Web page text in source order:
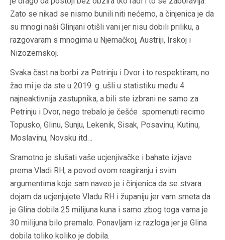
Zato se nikad se nismo bunili niti nećemo, a činjenica je da
su mnogi naši Glinjani otišli vani jer nisu dobili priliku, a
razgovaram s mnogima u Njemačkoj, Austriji, Irskoj i
Nizozemskoj.
Svaka čast na borbi za Petrinju i Dvor i to respektiram, no
žao mi je da ste u 2019. g. ušli u statistiku među 4
najneaktivnija zastupnika, a bili ste izbrani ne samo za
Petrinju i Dvor, nego trebalo je češće spomenuti recimo
Topusko, Glinu, Sunju, Lekenik, Sisak, Posavinu, Kutinu,
Moslavinu, Novsku itd…
Sramotno je slušati vaše ucjenjivačke i bahate izjave
prema Vladi RH, a povod ovom reagiranju i svim
argumentima koje sam naveo je i činjenica da se stvara
dojam da ucjenjujete Vladu RH i županiju jer vam smeta da
je Glina dobila 25 milijuna kuna i samo zbog toga vama je
30 milijuna bilo premalo. Ponavljam iz razloga jer je Glina
dobila toliko koliko je dobila.